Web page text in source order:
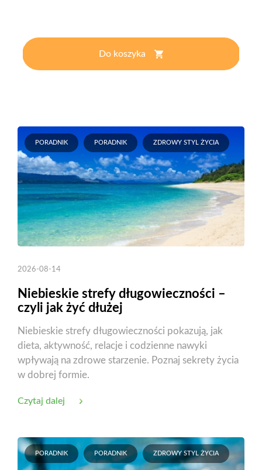
Do koszyka
PORADNIK PORADNIK ZDROWY STYL ŻYCIA
2026-08-14
Niebieskie strefy długowieczności –
czyli jak żyć dłużej
Niebieskie strefy długowieczności pokazują, jak
dieta, aktywność, relacje i codzienne nawyki
wpływają na zdrowe starzenie. Poznaj sekrety życia
w dobrej formie.
Czytaj dalej
PORADNIK PORADNIK ZDROWY STYL ŻYCIA